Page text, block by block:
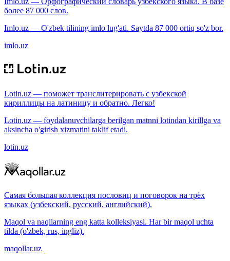
более 87 000 слов.
Imlo.uz — O'zbek tilining imlo lug'ati. Saytda 87 000 ortiq so'z bor.
imlo.uz
Lotin.uz — поможет транслитерировать с узбекской
кириллицы на латиницу и обратно. Легко!
Lotin.uz — foydalanuvchilarga berilgan matnni lotindan kirillga va
aksincha o'girish xizmatini taklif etadi.
lotin.uz
Самая большая коллекция пословиц и поговорок на трёх
языках (узбекский, русский, английский).
Maqol va naqllarning eng katta kolleksiyasi. Har bir maqol uchta
tilda (o'zbek, rus, ingliz).
maqollar.uz